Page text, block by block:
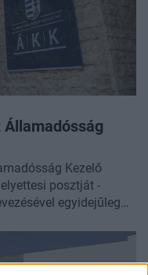
Kezelő
posztját -
egyidejűleg